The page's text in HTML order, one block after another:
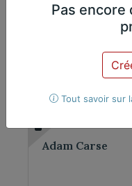
Œuvres du
Adam Carse
Pas encore
Tout savoir sur